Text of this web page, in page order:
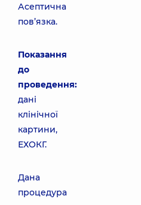
Асептична
пов’язка.
Показання
до
проведення:
дані
клінічної
картини,
ЕХОКГ.
Дана
процедура